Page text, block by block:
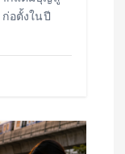
ก่อตั้งในปี